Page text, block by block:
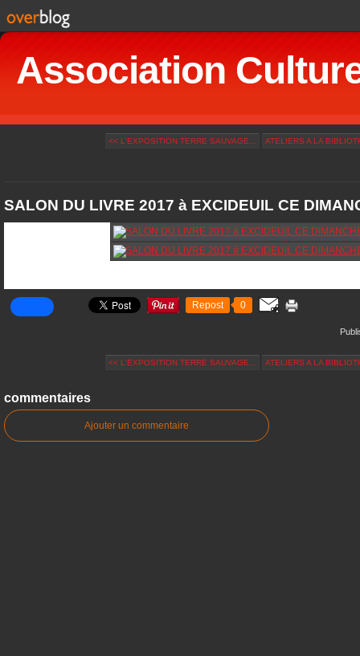
Association
<< L'EXPOSITION TERRE SAUVAGE... ATELIERS A LA
SALON DU LIVRE 2017 à EXCIDEUIL CE
Repost 0
<< L'EXPOSITION TERRE SAUVAGE... ATELIERS A LA
commentaires
Ajouter un commentaire